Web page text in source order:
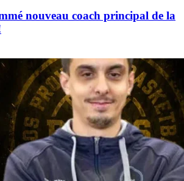
nouveau coach principal de la